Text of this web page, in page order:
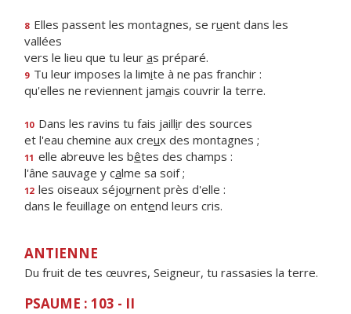
8 Elles passent les montagnes, se ruent dans les
vallées
vers le lieu que tu leur as préparé.
9 Tu leur imposes la limite à ne pas franchir :
qu'elles ne reviennent jamais couvrir la terre.
10 Dans les ravins tu fais jaillir des sources
et l'eau chemine aux creux des montagnes ;
11 elle abreuve les bêtes des champs :
l'âne sauvage y calme sa soif ;
12 les oiseaux séjournent près d'elle :
dans le feuillage on entend leurs cris.
ANTIENNE
Du fruit de tes œuvres, Seigneur, tu rassasies la terre.
PSAUME : 103 - II